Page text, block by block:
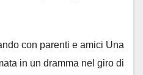
con parenti e amici Una
in un dramma nel giro di